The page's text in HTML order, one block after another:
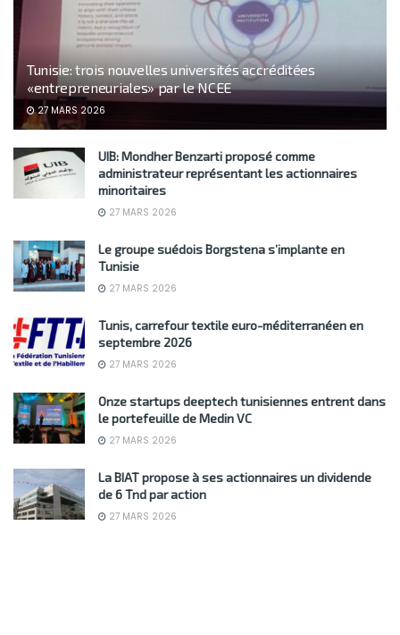
Tunisie: trois nouvelles universités accréditées
«entrepreneuriales» par le NCEE
27 MARS 2026
UIB: Mondher Benzarti proposé comme
administrateur représentant les actionnaires
minoritaires
27 MARS 2026
Le groupe suédois Borgstena s’implante en
Tunisie
27 MARS 2026
Tunis, carrefour textile euro-méditerranéen en
septembre 2026
27 MARS 2026
Onze startups deeptech tunisiennes entrent dans
le portefeuille de Medin VC
27 MARS 2026
La BIAT propose à ses actionnaires un dividende
de 6 Tnd par action
27 MARS 2026